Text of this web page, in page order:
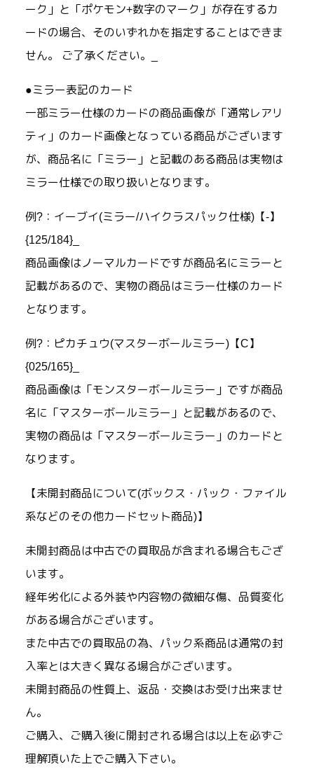
ーク」と「ポケモン+数字のマーク」が存在するカ
ードの場合、そのいずれかを指定することはできま
せん。 ご了承ください。_
●ミラー表記のカード
一部ミラー仕様のカードの商品画像が「通常レアリ
ティ」のカード画像となっている商品がございます
が、商品名に「ミラー」と記載のある商品は実物は
ミラー仕様での取り扱いとなります。
例?：イーブイ(ミラー/ハイクラスパック仕様)【-】
{125/184}_
商品画像はノーマルカードですが商品名にミラーと
記載があるので、実物の商品はミラー仕様のカード
となります。
例?：ピカチュウ(マスターボールミラー)【C】
{025/165}_
商品画像は「モンスターボールミラー」ですが商品
名に「マスターボールミラー」と記載があるので、
実物の商品は「マスターボールミラー」のカードと
なります。
【未開封商品について(ボックス・パック・ファイル
系などのその他カードセット商品)】
未開封商品は中古での買取品が含まれる場合もござ
います。
経年劣化による外装や内容物の微細な傷、品質変化
がある場合がございます。
また中古での買取品の為、パック系商品は通常の封
入率とは大きく異なる場合がございます。
未開封商品の性質上、返品・交換はお受け出来ませ
ん。
ご購入、ご購入後に開封される場合は以上を必ずご
理解頂いた上でご購入下さい。